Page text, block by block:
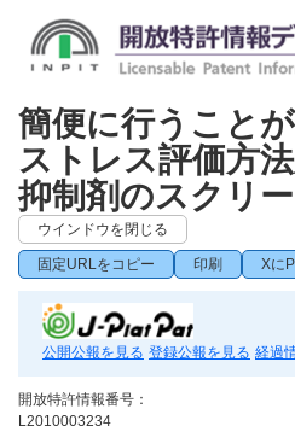
簡便に行うこと
ストレス評価方
抑制剤のスクリ
ウインドウを閉じる
固定URLをコピー 印刷 Xに
公開公報を見る 登録公報を見る 経過
開放特許情報番号：
L2010003234